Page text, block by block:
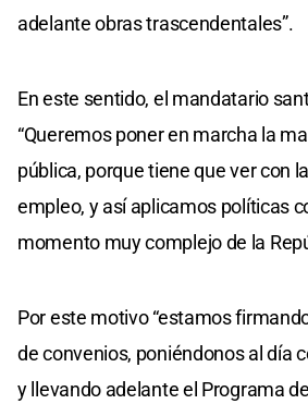
adelante obras trascendentales”.
En este sentido, el mandatario
“Queremos poner en marcha la
pública, porque tiene que ver con
empleo, y así aplicamos políticas
momento muy complejo de la
Por este motivo “estamos
de convenios, poniéndonos al día
y llevando adelante el Programa